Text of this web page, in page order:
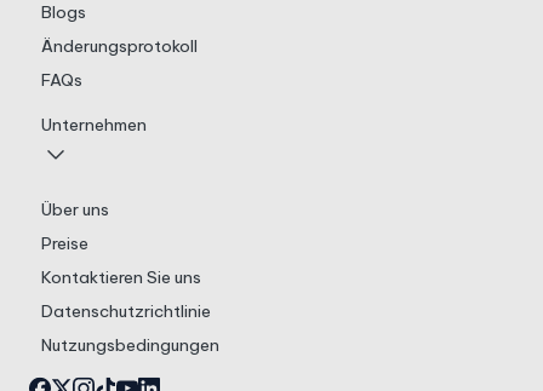
Blogs
Änderungsprotokoll
FAQs
Unternehmen
Über uns
Preise
Kontaktieren Sie uns
Datenschutzrichtlinie
Nutzungsbedingungen